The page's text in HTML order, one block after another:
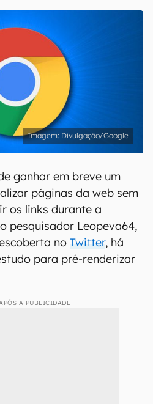
Divulgação/Google
ganhar em breve um
páginas da web sem
os links durante a
pesquisador Leopeva64,
no Twitter, há
para pré-renderizar
A PUBLICIDADE